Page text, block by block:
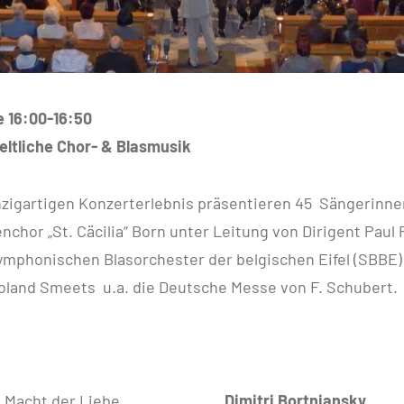
16:00-16:50
Chor- & Blasmusik
Konzerterlebnis präsentieren 45
„St. Cäcilia“ Born unter Leitung von Dirigent
Blasorchester der belgischen Eifel
Smeets u.a. die Deutsche Messe von F. Schubert.